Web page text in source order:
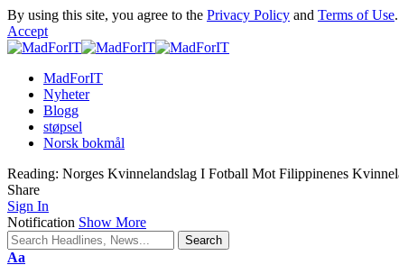
By using this site, you agree to the Privacy Policy and Terms of Use.
Accept
MadForIT
Nyheter
Blogg
støpsel
Norsk bokmål
Reading: Norges Kvinnelandslag I Fotball Mot Filippinenes
Share
Sign In
Notification Show More
Aa